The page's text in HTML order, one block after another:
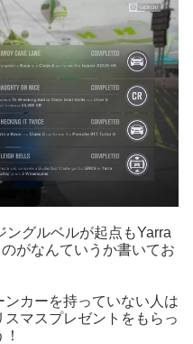
ングルベルが起点もYarra
がなんていうか書いてお
カーを持っていない人は
マスプレゼントをもらっ